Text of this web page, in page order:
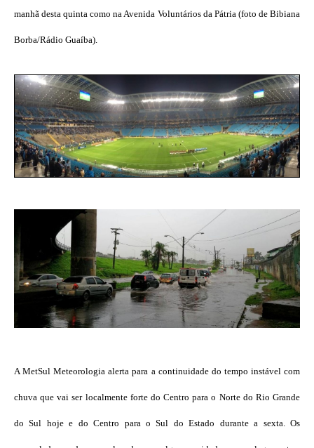
manhã desta quinta como na Avenida Voluntários da Pátria (foto de Bibiana
Borba/Rádio Guaíba).
A MetSul Meteorologia alerta para a continuidade do tempo instável com
chuva que vai ser localmente forte do Centro para o Norte do Rio Grande
do Sul hoje e do Centro para o Sul do Estado durante a sexta. Os